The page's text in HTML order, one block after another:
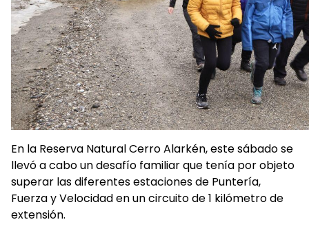
En la Reserva Natural Cerro Alarkén, este sábado se
llevó a cabo un desafío familiar que tenía por objeto
superar las diferentes estaciones de Puntería,
Fuerza y Velocidad en un circuito de 1 kilómetro de
extensión.